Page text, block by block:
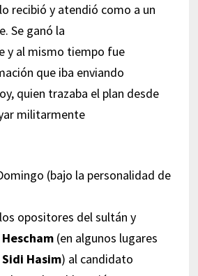
recibió y atendió como a un
Se ganó la
y al mismo tiempo fue
que iba enviando
quien trazaba el plan desde
militarmente
(bajo la personalidad de
opositores del sultán y
(en algunos lugares
Sidi Hasim) al candidato